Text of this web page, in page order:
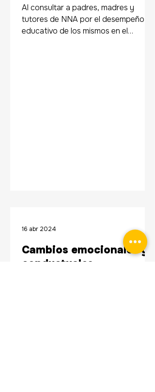
Al consultar a padres, madres y
tutores de NNA por el desempeño
educativo de los mismos en el
Cambios emocionales y
conductuales
16 abr 2024